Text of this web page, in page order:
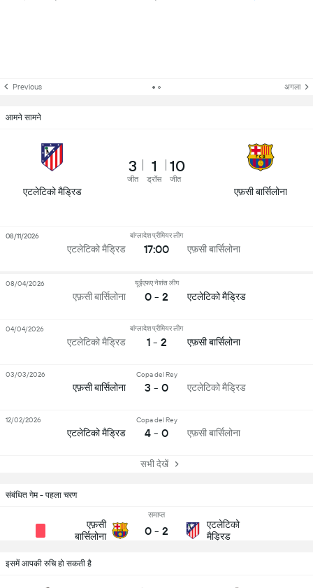
संबंधित गेम - पहला चरण
एफ़सी
बार्सिलोना
समाप्त
0 - 2
एटलेटिको
मैड्रिड
Previous अगला
आमने सामने
एटलेटिको मैड्रिड
3
जीत
1
ड्रॉस
10
जीत
एफ़सी बार्सिलोना
एटलेटिको मैड्रिड
बांग्लादेश प्रीमियर लीग
17:00 एफ़सी बार्सिलोना
08/11/2026
एफ़सी बार्सिलोना
यूईएफए नेशंस लीग
0 - 2 एटलेटिको मैड्रिड
08/04/2026
एटलेटिको मैड्रिड
बांग्लादेश प्रीमियर लीग
1 - 2 एफ़सी बार्सिलोना
04/04/2026
एफ़सी बार्सिलोना
Copa del Rey
3 - 0 एटलेटिको मैड्रिड
03/03/2026
एटलेटिको मैड्रिड
Copa del Rey
4 - 0 एफ़सी बार्सिलोना
12/02/2026
सभी देखें
इसमें आपकी रुचि हो सकती है